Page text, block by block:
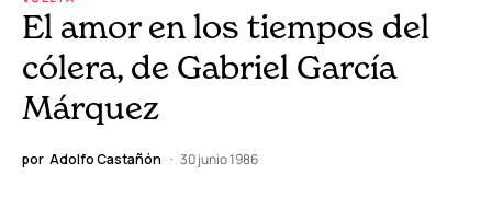
El amor en los tiempos del
cólera, de Gabriel García
Márquez
por Adolfo Castañón 30 junio 1986